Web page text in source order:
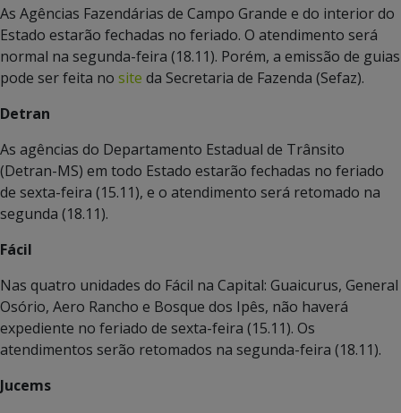
As Agências Fazendárias de Campo Grande e do interior do
Estado estarão fechadas no feriado. O atendimento será
normal na segunda-feira (18.11). Porém, a emissão de guias
pode ser feita no site da Secretaria de Fazenda (Sefaz).
Detran
As agências do Departamento Estadual de Trânsito
(Detran-MS) em todo Estado estarão fechadas no feriado
de sexta-feira (15.11), e o atendimento será retomado na
segunda (18.11).
Fácil
Nas quatro unidades do Fácil na Capital: Guaicurus, General
Osório, Aero Rancho e Bosque dos Ipês, não haverá
expediente no feriado de sexta-feira (15.11). Os
atendimentos serão retomados na segunda-feira (18.11).
Jucems